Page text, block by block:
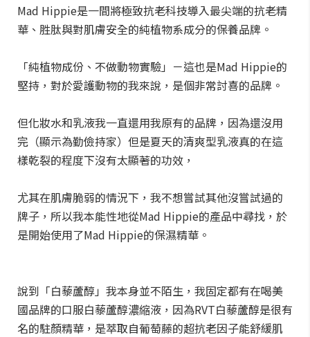
Mad Hippie是一間將極致抗老科技導入最尖端的抗老精
華、胜肽與對肌膚安全的純植物系成分的保養品牌。
「純植物成份、不做動物實驗」－這也是Mad Hippie的
堅持，對於愛護動物的我來說，是個非常討喜的品牌。
但化妝水和乳液我一直還用我原有的品牌，因為還沒用
完（顯示為勤儉持家）但是夏天的清爽型乳液真的在這
樣乾裂的程度下沒有太顯著的功效，
尤其在肌膚脆弱的情況下，我不想嘗試其他沒嘗試過的
牌子，所以我本能性地從Mad Hippie的產品中尋找，於
是開始使用了Mad Hippie的保濕精華。
說到「白藜蘆醇」我本身並不陌生，我固定都有在喝美
國品牌的口服白藜蘆醇濃縮液，因為RVT白藜蘆醇是很有
名的駐顏精華，是萃取自葡萄藤的超抗老因子能舒緩肌